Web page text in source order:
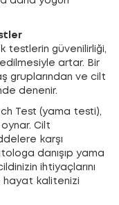
testlerin güvenilirliği,
artar. Bir
gruplarından ve cilt
denenir.
Test (yama testi),
oynar. Cilt
karşı
danışıp yama
ihtiyaçlarını
hayat kalitenizi